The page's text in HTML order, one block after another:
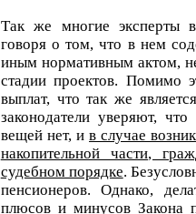
Так же многие эксперты
говоря о том, что в нем
иным нормативным актом,
стадии проектов. Помимо
выплат, что так же
законодатели уверяют,
вещей нет, ив случае
накопительной части,
судебном порядке.
пенсионеров. Однако,
плюсов и минусов Закона